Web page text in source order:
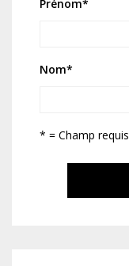
Prénom*
Nom*
* = Champ requis